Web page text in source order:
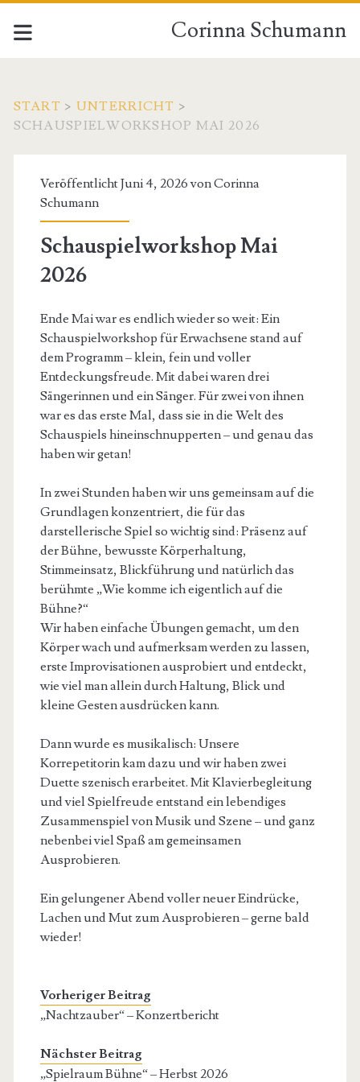
Corinna Schumann
START > UNTERRICHT >
SCHAUSPIELWORKSHOP MAI 2026
Veröffentlicht Juni 4, 2026 vonCorinna
Schumann
Schauspielworkshop Mai
2026
Ende Mai war es endlich wieder so weit: Ein
Schauspielworkshop für Erwachsene stand auf
dem Programm – klein, fein und voller
Entdeckungsfreude. Mit dabei waren drei
Sängerinnen und ein Sänger. Für zwei von ihnen
war es das erste Mal, dass sie in die Welt des
Schauspiels hineinschnupperten – und genau das
haben wir getan!
In zwei Stunden haben wir uns gemeinsam auf die
Grundlagen konzentriert, die für das
darstellerische Spiel so wichtig sind: Präsenz auf
der Bühne, bewusste Körperhaltung,
Stimmeinsatz, Blickführung und natürlich das
berühmte „Wie komme ich eigentlich auf die
Bühne?“
Wir haben einfache Übungen gemacht, um den
Körper wach und aufmerksam werden zu lassen,
erste Improvisationen ausprobiert und entdeckt,
wie viel man allein durch Haltung, Blick und
kleine Gesten ausdrücken kann.
Dann wurde es musikalisch: Unsere
Korrepetitorin kam dazu und wir haben zwei
Duette szenisch erarbeitet. Mit Klavierbegleitung
und viel Spielfreude entstand ein lebendiges
Zusammenspiel von Musik und Szene – und ganz
nebenbei viel Spaß am gemeinsamen
Ausprobieren.
Ein gelungener Abend voller neuer Eindrücke,
Lachen und Mut zum Ausprobieren – gerne bald
wieder!
Vorheriger Beitrag
„Nachtzauber“ – Konzertbericht
Nächster Beitrag
„Spielraum Bühne“ – Herbst 2026